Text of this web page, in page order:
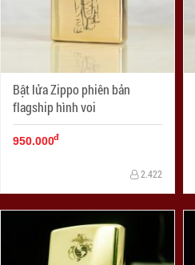
Bật lửa Zippo phiên bản
flagship hình voi
950.000đ
2.422